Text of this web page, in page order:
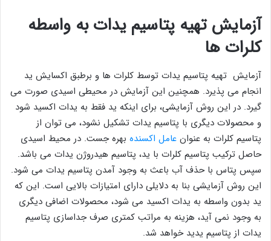
آزمایش تهیه پتاسیم یدات به واسطه
کلرات ها
آزمایش تهیه پتاسیم یدات توسط کلرات ها و برطبق اکسایش ید
انجام می پذیرد. همچنین این آزمایش در محیطی اسیدی صورت می
گیرد. در این روش آزمایشی، برای اینکه ید فقط به یدات اکسید شود
و محصولات دیگری با پتاسیم یدات تشکیل نشود، می توان از
پتاسیم کلرات به عنوان عامل اکسنده بهره جست. در محیط اسیدی
حاصل ترکیب پتاسیم کلرات با ید، پتاسیم هیدروژن یدات می باشد.
سپس پتاس با حذف آب باعث به وجود آمدن پتاسیم یدات می شود.
این روش آزمایشی بنا به دلایلی دارای امتیازات بالایی است. این که
ید بدون واسطه به یدات اکسید می شود، محصولات اضافی دیگری
به وجود نمی آید، هزینه به مراتب کمتری صرف جداسازی پتاسیم
یدات از پتاسیم یدید خواهد شد.